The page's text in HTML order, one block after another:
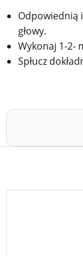
Odpowiednią
głowy.
Wykonaj 1-2-
Spłucz